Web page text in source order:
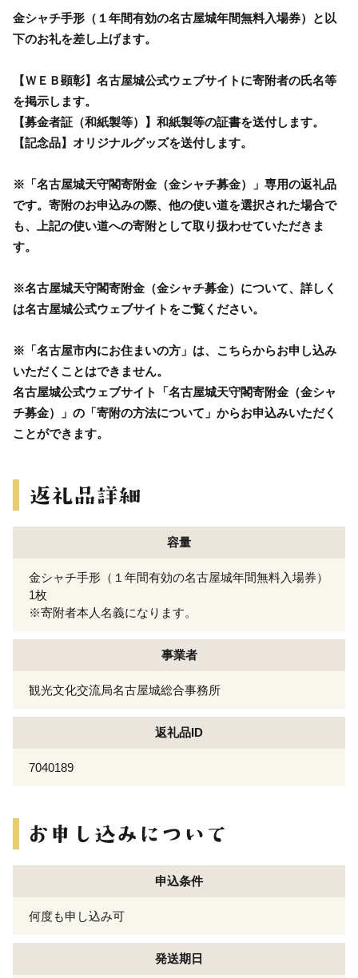
金シャチ手形（１年間有効の名古屋城年間無料入場券）と以
下のお礼を差し上げます。
【ＷＥＢ顕彰】名古屋城公式ウェブサイトに寄附者の氏名等
を掲示します。
【募金者証（和紙製等）】和紙製等の証書を送付します。
【記念品】オリジナルグッズを送付します。
※「名古屋城天守閣寄附金（金シャチ募金）」専用の返礼品
です。寄附のお申込みの際、他の使い道を選択された場合で
も、上記の使い道への寄附として取り扱わせていただきま
す。
※名古屋城天守閣寄附金（金シャチ募金）について、詳しく
は名古屋城公式ウェブサイトをご覧ください。
※「名古屋市内にお住まいの方」は、こちらからお申し込み
いただくことはできません。
名古屋城公式ウェブサイト「名古屋城天守閣寄附金（金シャ
チ募金）」の「寄附の方法について」からお申込みいただく
ことができます。
容量
金シャチ手形（１年間有効の名古屋城年間無料入場券）
1枚
※寄附者本人名義になります。
事業者
観光文化交流局名古屋城総合事務所
返礼品ID
7040189
申込条件
何度も申し込み可
発送期日